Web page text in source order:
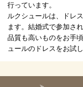
行っています。
ルクシュールは、ドレ
ます。結婚式で参加さ
品質も高いものをお手
ュールのドレスをお試し